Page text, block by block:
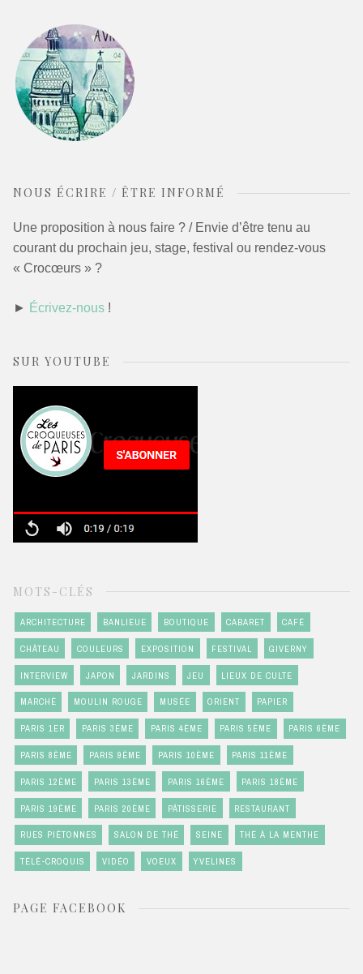
NOUS ÉCRIRE / ÊTRE INFORMÉ
Une proposition à nous faire ? / Envie d’être tenu au
courant du prochain jeu, stage, festival ou rendez-vous
« Crocœurs » ?
► Écrivez-nous !
SUR YOUTUBE
MOTS-CLÉS
ARCHITECTURE BANLIEUE BOUTIQUE CABARET CAFÉ
CHÂTEAU COULEURS EXPOSITION FESTIVAL GIVERNY
INTERVIEW JAPON JARDINS JEU LIEUX DE CULTE
MARCHÉ MOULIN ROUGE MUSÉE ORIENT PAPIER
PARIS 1ER PARIS 3ÈME PARIS 4ÈME PARIS 5ÈME PARIS 6ÈME
PARIS 8ÈME PARIS 9ÈME PARIS 10ÈME PARIS 11ÈME
PARIS 12ÈME PARIS 13ÈME PARIS 16ÈME PARIS 18ÈME
PARIS 19ÈME PARIS 20ÈME PÂTISSERIE RESTAURANT
RUES PIÉTONNES SALON DE THÉ SEINE THÉ À LA MENTHE
TÉLÉ-CROQUIS VIDÉO VOEUX YVELINES
PAGE FACEBOOK